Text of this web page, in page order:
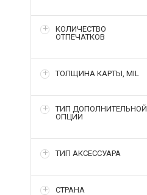
КОЛИЧЕСТВО
ОТПЕЧАТКОВ
ТОЛЩИНА КАРТЫ, MIL
ТИП ДОПОЛНИТЕЛЬНОЙ
ОПЦИИ
ТИП АКСЕССУАРА
СТРАНА